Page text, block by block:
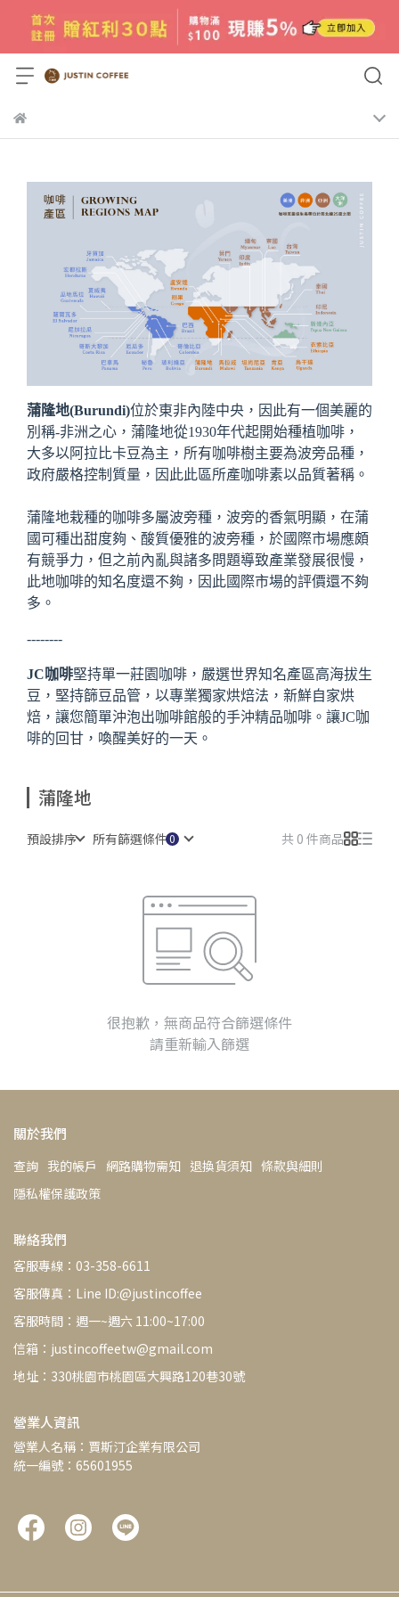
蒲隆地(Burundi)位於東非內陸中央，因此有一個美麗的
別稱-非洲之心，蒲隆地從1930年代起開始種植咖啡，
大多以阿拉比卡豆為主，所有咖啡樹主要為波旁品種，
政府嚴格控制質量，因此此區所產咖啡素以品質著稱。
蒲隆地栽種的咖啡多屬波旁種，波旁的香氣明顯，在蒲
國可種出甜度夠、酸質優雅的波旁種，於國際市場應頗
有競爭力，但之前內亂與諸多問題導致產業發展很慢，
此地咖啡的知名度還不夠，因此國際市場的評價還不夠
多。
--------
​JC咖啡堅持單一莊園咖啡，嚴選世界知名產區高海拔生
豆，堅持篩豆品管，以專業獨家烘焙法，新鮮自家烘
焙，讓您簡單沖泡出咖啡館般的手沖精品咖啡。讓JC咖
啡的回甘，喚醒美好的一天。
蒲隆地
預設排序 所有篩選條件 共 0 件商品
很抱歉，無商品符合篩選條件
請重新輸入篩選
關於我們
查詢 我的帳戶 網路購物需知 退換貨須知 條款與細則
隱私權保護政策
聯絡我們
客服專線：03-358-6611
客服傳真：Line ID:@justincoffee
客服時間：週一~週六 11:00~17:00
信箱：justincoffeetw@gmail.com
地址：330桃園市桃園區大興路120巷30號
營業人資訊
營業人名稱：賈斯汀企業有限公司
統一編號：65601955